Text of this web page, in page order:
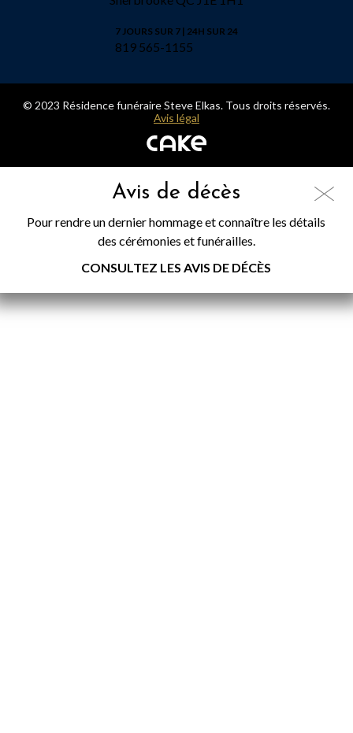
7 JOURS SUR 7 | 24H SUR 24
819 565-1155
© 2023 Résidence funéraire Steve Elkas. Tous droits réservés.
Avis légal
Avis de décès
Pour rendre un dernier hommage et connaître les détails
des cérémonies et funérailles.
CONSULTEZ LES AVIS DE DÉCÈS